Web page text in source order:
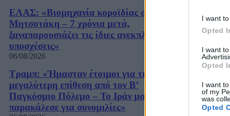
I want
Opted
I want
Opted
I want
of my
was
Opted
ΕΛΑΣ: «Βιομηχανία κοροϊδίας από τον
Μητσοτάκη – 7 χρόνια μετά,
ξαναπαρουσιάζει τις ίδιες ανεκπλήρωτες
υποσχέσεις»
06/08/2026
Τραμπ: «Ήμασταν έτοιμοι για τη
μεγαλύτερη επίθεση από τον Β’
Παγκόσμιο Πόλεμο – Το Ιράν μας
παρακάλεσε για συνομιλίες»